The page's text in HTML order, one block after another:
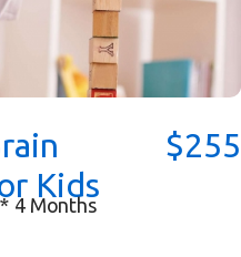
Kids
$255
4 Months